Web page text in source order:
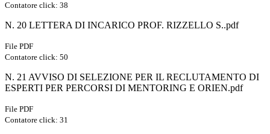
Contatore click: 38
N. 20 LETTERA DI INCARICO PROF. RIZZELLO S..pdf
File PDF
Contatore click: 50
N. 21 AVVISO DI SELEZIONE PER IL RECLUTAMENTO DI
ESPERTI PER PERCORSI DI MENTORING E ORIEN.pdf
File PDF
Contatore click: 31